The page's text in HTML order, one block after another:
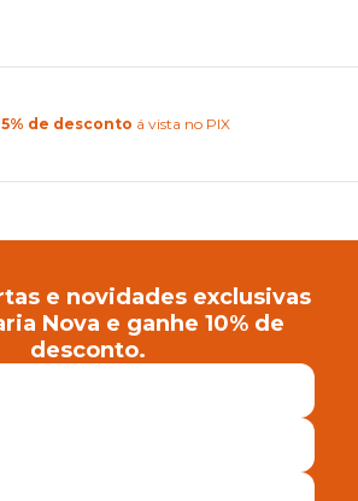
5% de desconto á vista no PIX
e novidades exclusivas
Nova e ganhe 10% de
desconto.